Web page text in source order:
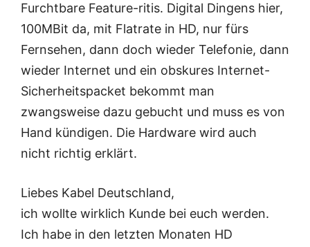
Furchtbare Feature-ritis. Digital Dingens hier,
100MBit da, mit Flatrate in HD, nur fürs
Fernsehen, dann doch wieder Telefonie, dann
wieder Internet und ein obskures Internet-
Sicherheitspacket bekommt man
zwangsweise dazu gebucht und muss es von
Hand kündigen. Die Hardware wird auch
nicht richtig erklärt.
Liebes Kabel Deutschland,
ich wollte wirklich Kunde bei euch werden.
Ich habe in den letzten Monaten HD